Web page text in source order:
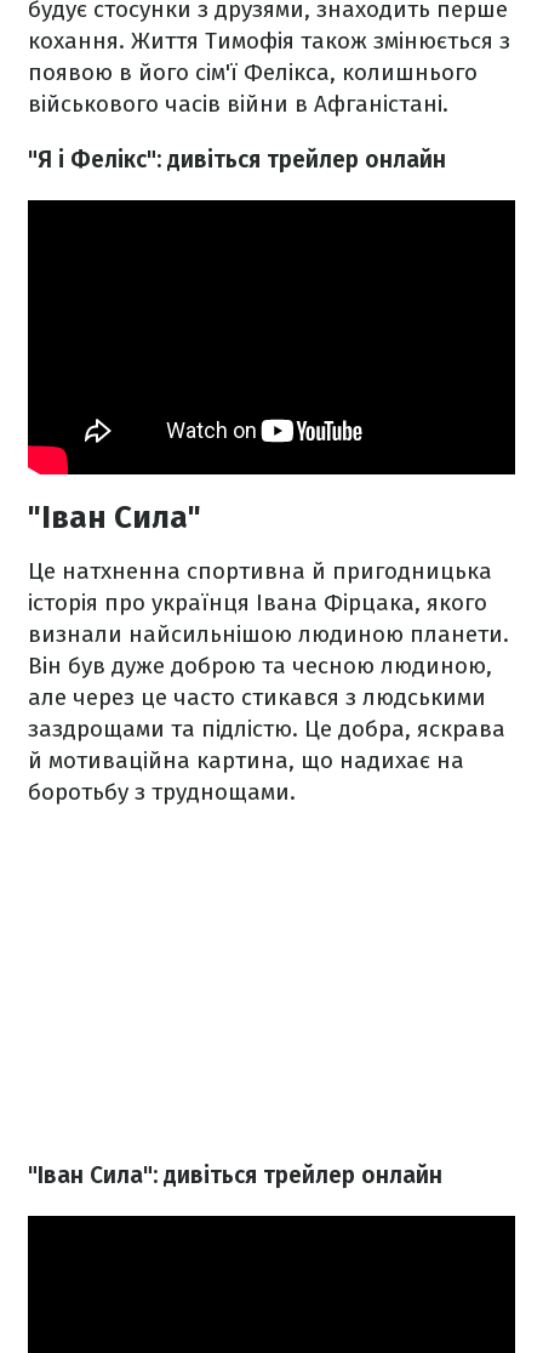
будує стосунки з друзями, знаходить перше
кохання. Життя Тимофія також змінюється з
появою в його сім'ї Фелікса, колишнього
військового часів війни в Афганістані.
"Я і Фелікс": дивіться трейлер онлайн
"Іван Сила"
Це натхненна спортивна й пригодницька
історія про українця Івана Фірцака, якого
визнали найсильнішою людиною планети.
Він був дуже доброю та чесною людиною,
але через це часто стикався з людськими
заздрощами та підлістю. Це добра, яскрава
й мотиваційна картина, що надихає на
боротьбу з труднощами.
"Іван Сила": дивіться трейлер онлайн